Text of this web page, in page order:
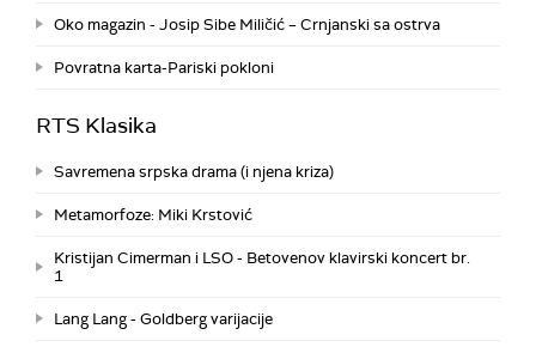
Oko magazin - Josip Sibe Miličić – Crnjanski sa ostrva
Povratna karta-Pariski pokloni
RTS Klasika
Savremena srpska drama (i njena kriza)
Metamorfoze: Miki Krstović
Kristijan Cimerman i LSO - Betovenov klavirski koncert br.
1
Lang Lang - Goldberg varijacije